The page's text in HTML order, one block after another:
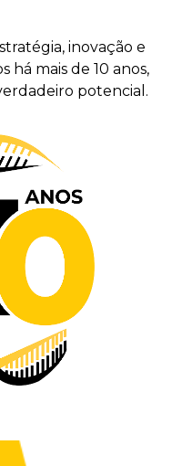
inovação e
há mais de 10 anos,
potencial.